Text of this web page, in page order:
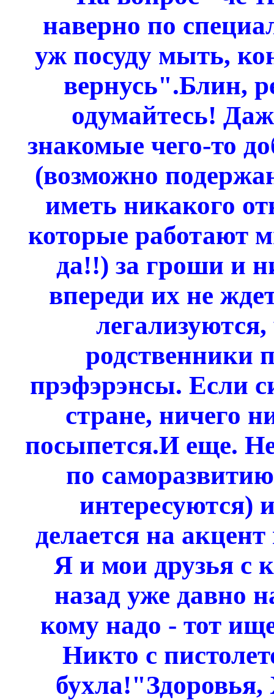
наверно по
уж посуду мыть,
вернусь".Блин,
одумайтесь!
знакомые чего-то
(возможно
иметь никакого
которые работают
да!!) за гроши и
впереди их не
родственники
прэфэрэнсы. Если
стране, ничего
посыпется.И еще.
по
интересуются)
делается на
Я и мои друзья с
назад уже давно
кому надо - тот
Никто с